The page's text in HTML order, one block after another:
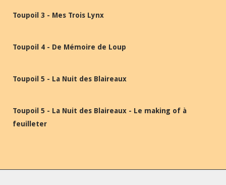
Toupoil 3 - Mes Trois Lynx
Toupoil 4 - De Mémoire de Loup
Toupoil 5 - La Nuit des Blaireaux
Toupoil 5 - La Nuit des Blaireaux - Le making of à
feuilleter